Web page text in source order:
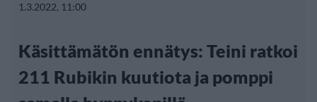
1.3.2022, 11:00
Käsittämätön ennätys: Teini ratkoi
211 Rubikin kuutiota ja pomppi